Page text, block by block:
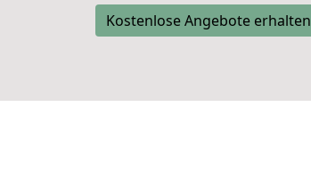
Kostenlose Angebote erhalten